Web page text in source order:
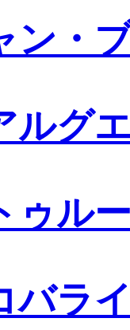
ン・
ルグ
ゥル
バラ